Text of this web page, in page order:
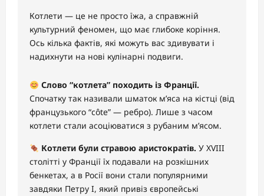
Котлети — це не просто їжа, а справжній
культурний феномен, що має глибоке коріння.
Ось кілька фактів, які можуть вас здивувати і
надихнути на нові кулінарні подвиги.
Слово “котлета” походить із Франції.
Спочатку так називали шматок м’яса на кістці (від
французького “côte” — ребро). Лише з часом
котлети стали асоціюватися з рубаним м’ясом.
Котлети були стравою аристократів. У XVIII
столітті у Франції їх подавали на розкішних
бенкетах, а в Росії вони стали популярними
завдяки Петру I, який привіз європейські